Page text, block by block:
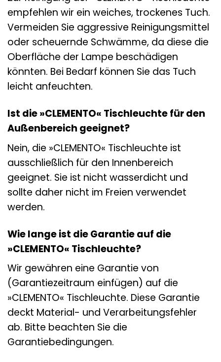
empfehlen wir ein weiches, trockenes Tuch.
Vermeiden Sie aggressive Reinigungsmittel
oder scheuernde Schwämme, da diese die
Oberfläche der Lampe beschädigen
könnten. Bei Bedarf können Sie das Tuch
leicht anfeuchten.
Ist die »CLEMENTO« Tischleuchte für den
Außenbereich geeignet?
Nein, die »CLEMENTO« Tischleuchte ist
ausschließlich für den Innenbereich
geeignet. Sie ist nicht wasserdicht und
sollte daher nicht im Freien verwendet
werden.
Wie lange ist die Garantie auf die
»CLEMENTO« Tischleuchte?
Wir gewähren eine Garantie von
(Garantiezeitraum einfügen) auf die
»CLEMENTO« Tischleuchte. Diese Garantie
deckt Material- und Verarbeitungsfehler
ab. Bitte beachten Sie die
Garantiebedingungen.